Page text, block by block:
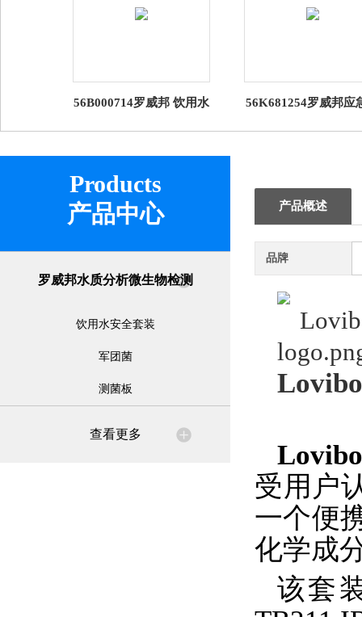
56B000714罗威邦 饮用水
56K681254罗威邦应
版
Products
产品中心
罗威邦水质分析微生物检测
饮用水安全套装
军团菌
测菌板
查看更多
产品概述
品牌
受用户
一个便
化学成
该套